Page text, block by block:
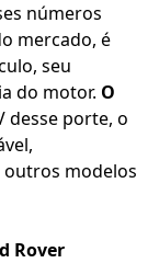
números
mercado, é
seu
do motor. O
desse porte, o
modelos
Rover